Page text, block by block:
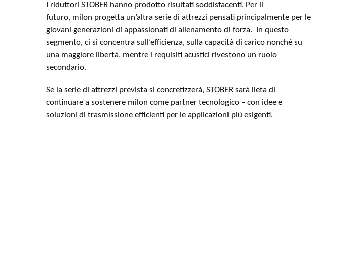
I riduttori STOBER hanno prodotto risultati soddisfacenti. Per il
futuro, milon progetta un’altra serie di attrezzi pensati principalmente per le
giovani generazioni di appassionati di allenamento di forza. In questo
segmento, ci si concentra sull’efficienza, sulla capacità di carico nonché su
una maggiore libertà, mentre i requisiti acustici rivestono un ruolo
secondario.
Se la serie di attrezzi prevista si concretizzerà, STOBER sarà lieta di
continuare a sostenere milon come partner tecnologico – con idee e
soluzioni di trasmissione efficienti per le applicazioni più esigenti.